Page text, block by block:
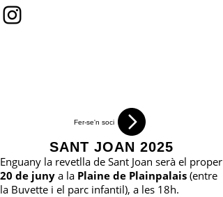
Fer-se'n soci
SANT JOAN 2025
Enguany la revetlla de Sant Joan serà el proper
20 de juny a la Plaine de Plainpalais (entre
la Buvette i el parc infantil), a les 18h.